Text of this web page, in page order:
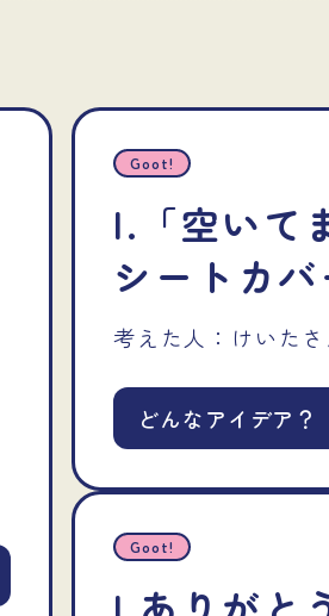
Goot!
I. 「空いて
シートカ
考えた人： けいた
どんなアイデア？
Goot!